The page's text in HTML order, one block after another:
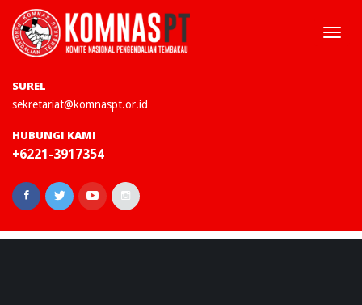
SUREL
sekretariat@komnaspt.or.id
HUBUNGI KAMI
+6221-3917354